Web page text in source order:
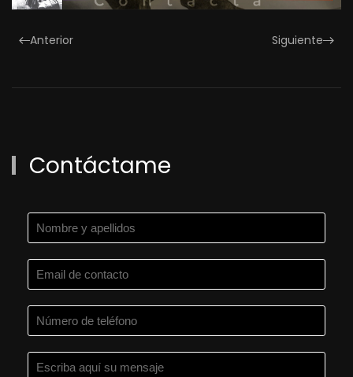
Anterior Siguiente
Contáctame